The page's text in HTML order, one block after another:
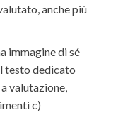
anche più
immagine di sé
testo dedicato
valutazione,
c)